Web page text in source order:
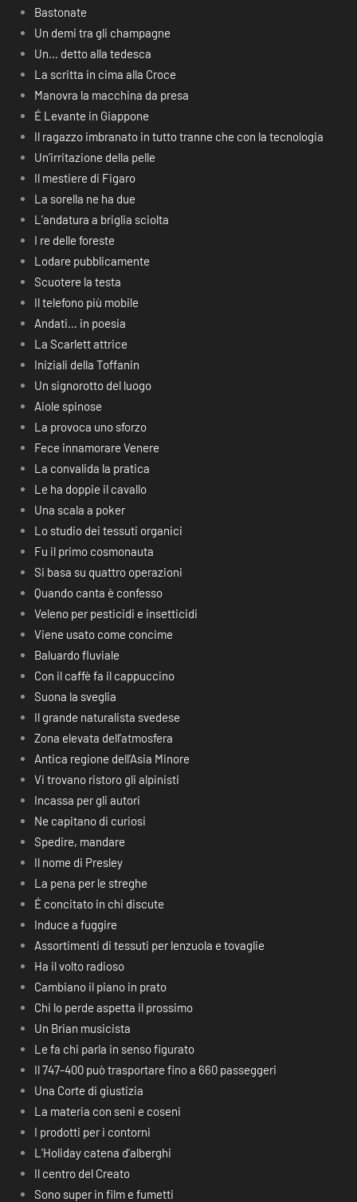
Bastonate
Un demi tra gli champagne
Un… detto alla tedesca
La scritta in cima alla Croce
Manovra la macchina da presa
É Levante in Giappone
Il ragazzo imbranato in tutto tranne che con la tecnologia
Un’irritazione della pelle
Il mestiere di Figaro
La sorella ne ha due
L’andatura a briglia sciolta
I re delle foreste
Lodare pubblicamente
Scuotere la testa
Il telefono più mobile
Andati… in poesia
La Scarlett attrice
Iniziali della Toffanin
Un signorotto del luogo
Aiole spinose
La provoca uno sforzo
Fece innamorare Venere
La convalida la pratica
Le ha doppie il cavallo
Una scala a poker
Lo studio dei tessuti organici
Fu il primo cosmonauta
Si basa su quattro operazioni
Quando canta è confesso
Veleno per pesticidi e insetticidi
Viene usato come concime
Baluardo fluviale
Con il caffè fa il cappuccino
Suona la sveglia
Il grande naturalista svedese
Zona elevata dell’atmosfera
Antica regione dell’Asia Minore
Vi trovano ristoro gli alpinisti
Incassa per gli autori
Ne capitano di curiosi
Spedire, mandare
Il nome di Presley
La pena per le streghe
É concitato in chi discute
Induce a fuggire
Assortimenti di tessuti per lenzuola e tovaglie
Ha il volto radioso
Cambiano il piano in prato
Chi lo perde aspetta il prossimo
Un Brian musicista
Le fa chi parla in senso figurato
Il 747-400 può trasportare fino a 660 passeggeri
Una Corte di giustizia
La materia con seni e coseni
I prodotti per i contorni
L’Holiday catena d’alberghi
Il centro del Creato
Sono super in film e fumetti